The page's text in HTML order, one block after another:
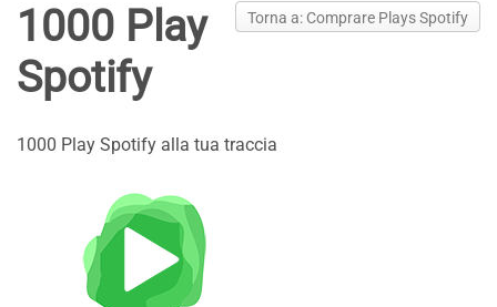
Torna a: Comprare Plays Spotify
1000 Play
Spotify
1000 Play Spotify alla tua traccia